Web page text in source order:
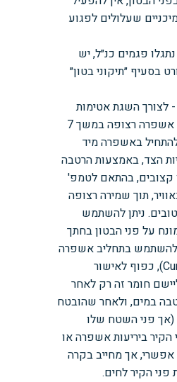
שעלולים לפגוע
פגמים כנ״ל, יש
בסעיף ״תיקוני בטון״
השגת אטימות
מירבית, יש לבצע אשפרה רצופה במשך 7
באשפרה מיד
הצד, באמצעות הרטבה
קצובים, בהתאם לטמפ'
תוך שמירה רצופה
ניתן להשתמש
על פני הבטון בחתך
להשתמש בתחליב אשפרה
(Curing Compound), כפוף לאישור
חומר זה רק לאחר
במים, ולאחר שהובטח
(אך פני השטח שלו
הקיר ביריעות אשפרה או
אפשרי, אך מחייב בקרה
הקיר לחים.